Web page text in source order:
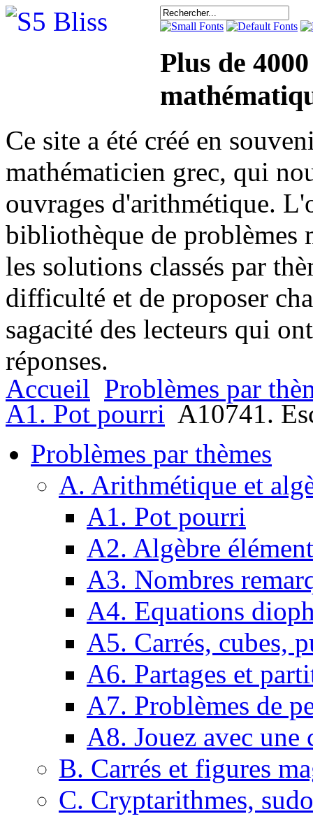
Plus de
Ce site a été créé en
mathématicien grec, qui
ouvrages d'arithmétique.
bibliothèque de problèmes
les solutions classés par
difficulté et de proposer
sagacité des lecteurs qui
réponses.
Accueil Problèmes par
A1. Pot pourri A10741.
Problèmes par thèmes
A. Arithmétique et
A1. Pot pourri
A2. Algèbre
A3. Nombres
A4. Equations
A5. Carrés, cubes,
A6. Partages et
A7. Problèmes de
A8. Jouez avec une
B. Carrés et figures
C. Cryptarithmes,